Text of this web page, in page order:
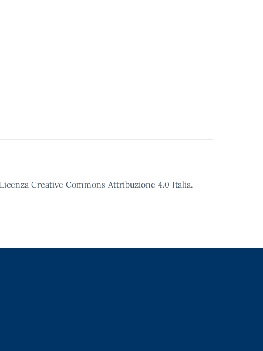
Creative Commons Attribuzione 4.0 Italia.